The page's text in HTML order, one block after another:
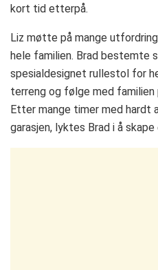
kort tid etterpå.
Liz møtte på mange
hele familien. Brad bestemte
spesialdesignet rullestol for
terreng og følge med familien
Etter mange timer med hardt
garasjen, lyktes Brad i å